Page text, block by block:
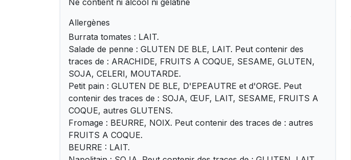
Ne contient ni alcool ni gélatine
Allergènes
Burrata tomates : LAIT.
Salade de penne : GLUTEN DE BLE, LAIT. Peut contenir des
traces de : ARACHIDE, FRUITS A COQUE, SESAME, GLUTEN,
SOJA, CELERI, MOUTARDE.
Petit pain : GLUTEN DE BLE, D'EPEAUTRE et d'ORGE. Peut
contenir des traces de : SOJA, ŒUF, LAIT, SESAME, FRUITS A
COQUE, autres GLUTENS.
Fromage : BEURRE, NOIX. Peut contenir des traces de : autres
FRUITS A COQUE.
BEURRE : LAIT.